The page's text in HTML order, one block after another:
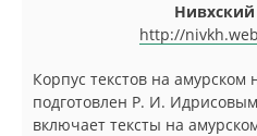
Нивхский
http://
Корпус текстов на амурском
подготовлен Р. И.
включает тексты на